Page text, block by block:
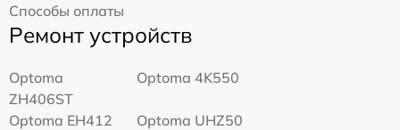
Способы оплаты
Ремонт устройств
Optoma
ZH406ST
Optoma 4K550
Optoma EH412
Optoma UHZ50